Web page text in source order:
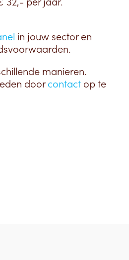
in jouw sector en
manieren.
doorcontact op te